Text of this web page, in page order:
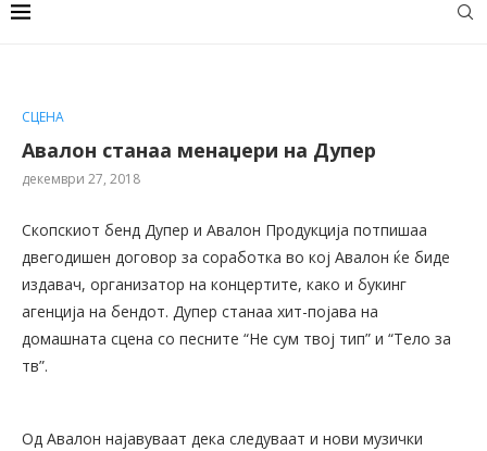
СЦЕНА
Авалон станаа менаџери на Дупер
декември 27, 2018
Скопскиот бенд Дупер и Авалон Продукција потпишаа
двегодишен договор за соработка во кој Авалон ќе биде
издавач, организатор на концертите, како и букинг
агенција на бендот. Дупер станаа хит-појава на
домашната сцена со песните “Не сум твој тип” и “Тело за
тв”.
Од Авалон најавуваат дека следуваат и нови музички